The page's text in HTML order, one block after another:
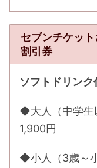
セブンチケッ
割引券
ソフトドリン
◆大人（中学生
1,900円
◆小人（3歳～